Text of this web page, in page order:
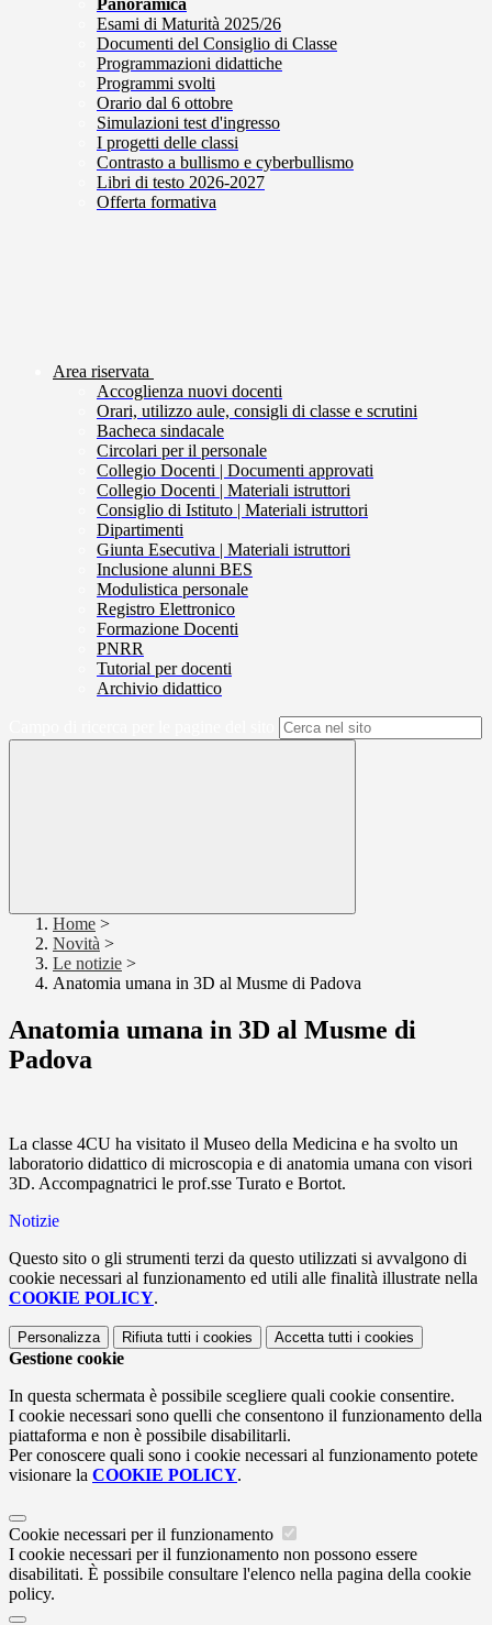
Panoramica
Esami di Maturità 2025/26
Documenti del Consiglio di Classe
Programmazioni didattiche
Programmi svolti
Orario dal 6 ottobre
Simulazioni test d'ingresso
I progetti delle classi
Contrasto a bullismo e cyberbullismo
Libri di testo 2026-2027
Offerta formativa
Area riservata
Accoglienza nuovi docenti
Orari, utilizzo aule, consigli di classe e scrutini
Bacheca sindacale
Circolari per il personale
Collegio Docenti | Documenti approvati
Collegio Docenti | Materiali istruttori
Consiglio di Istituto | Materiali istruttori
Dipartimenti
Giunta Esecutiva | Materiali istruttori
Inclusione alunni BES
Modulistica personale
Registro Elettronico
Formazione Docenti
PNRR
Tutorial per docenti
Archivio didattico
Home >
Novità >
Le notizie >
Anatomia umana in 3D al Musme di Padova
Anatomia umana in 3D al Musme di
Padova
La classe 4CU ha visitato il Museo della Medicina e ha svolto un
laboratorio didattico di microscopia e di anatomia umana con visori
3D. Accompagnatrici le prof.sse Turato e Bortot.
Notizie
Questo sito o gli strumenti terzi da questo utilizzati si avvalgono di
cookie necessari al funzionamento ed utili alle finalità illustrate nella
COOKIE POLICY.
Personalizza Rifiuta tutti i cookies Accetta tutti i cookies
Gestione cookie
In questa schermata è possibile scegliere quali cookie consentire.
I cookie necessari sono quelli che consentono il funzionamento della
piattaforma e non è possibile disabilitarli.
Per conoscere quali sono i cookie necessari al funzionamento potete
visionare la COOKIE POLICY.
Cookie necessari per il funzionamento
I cookie necessari per il funzionamento non possono essere
disabilitati. È possibile consultare l'elenco nella pagina della cookie
policy.